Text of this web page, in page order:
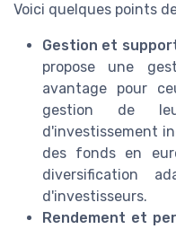
Voici quelques points
Gestion et
propose une
avantage pour
gestion de
d'investissement
des fonds en
diversification
d'investisseurs.
Rendement et